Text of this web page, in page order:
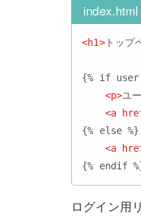
index.html
<h1>トップ
{% if
<p>ユ
<a
{% else %}
<a
ログイン用